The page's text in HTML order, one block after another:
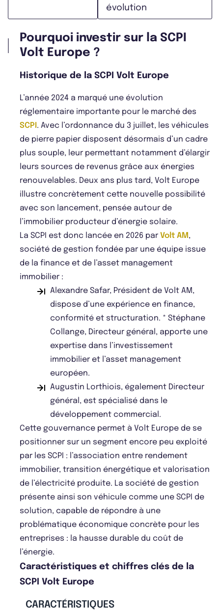
évolution
Pourquoi investir sur la SCPI
Volt Europe ?
Historique de la SCPI Volt Europe
L’année 2024 a marqué une évolution
réglementaire importante pour le marché des
SCPI. Avec l’ordonnance du 3 juillet, les véhicules
de pierre papier disposent désormais d’un cadre
plus souple, leur permettant notamment d’élargir
leurs sources de revenus grâce aux énergies
renouvelables. Deux ans plus tard, Volt Europe
illustre concrètement cette nouvelle possibilité
avec son lancement, pensée autour de
l’immobilier producteur d’énergie solaire.
La SCPI est donc lancée en 2026 par Volt AM,
société de gestion fondée par une équipe issue
de la finance et de l’asset management
immobilier :
Alexandre Safar, Président de Volt AM,
dispose d’une expérience en finance,
conformité et structuration. * Stéphane
Collange, Directeur général, apporte une
expertise dans l’investissement
immobilier et l’asset management
européen.
Augustin Lorthiois, également Directeur
général, est spécialisé dans le
développement commercial.
Cette gouvernance permet à Volt Europe de se
positionner sur un segment encore peu exploité
par les SCPI : l’association entre rendement
immobilier, transition énergétique et valorisation
de l’électricité produite. La société de gestion
présente ainsi son véhicule comme une SCPI de
solution, capable de répondre à une
problématique économique concrète pour les
entreprises : la hausse durable du coût de
l’énergie.
Caractéristiques et chiffres clés de la
SCPI Volt Europe
CARACTÉRISTIQUES